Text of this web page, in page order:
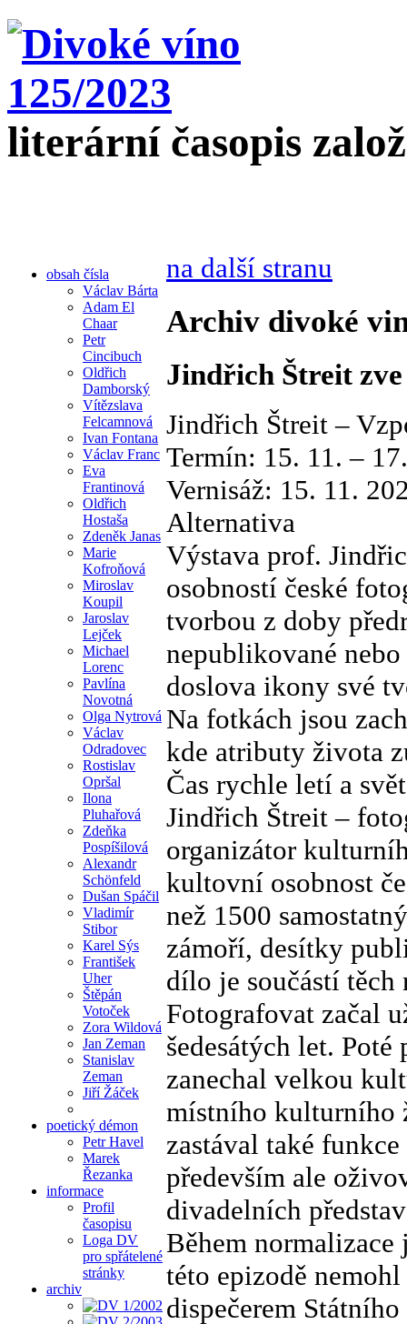
literární časopis
obsah čísla
Václav Bárta
Adam El
Chaar
Petr
Cincibuch
Oldřich
Damborský
Vítězslava
Felcamnová
Ivan Fontana
Václav Franc
Eva
Frantinová
Oldřich
Hostaša
Zdeněk Janas
Marie
Kofroňová
Miroslav
Koupil
Jaroslav
Lejček
Michael
Lorenc
Pavlína
Novotná
Olga Nytrová
Václav
Odradovec
Rostislav
Opršal
Ilona
Pluhařová
Zdeňka
Pospíšilová
Alexandr
Schönfeld
Dušan Spáčil
Vladimír
Stibor
Karel Sýs
František
Uher
Štěpán
Votoček
Zora Wildová
Jan Zeman
Stanislav
Zeman
Jiří Žáček
poetický démon
Petr Havel
Marek
Řezanka
informace
Profil
časopisu
Loga DV
pro spřátelené
stránky
archiv
na další stranu
Archiv divoké
Jindřich Štreit
Jindřich Štreit –
Termín: 15. 11. –
Vernisáž: 15. 11.
Alternativa
Výstava prof.
osobností české
tvorbou z doby
nepublikované
doslova ikony své
Na fotkách jsou
kde atributy života
Čas rychle letí a
Jindřich Štreit –
organizátor
kultovní osobnost
než 1500
zámoří, desítky
dílo je součástí těch
Fotografovat začal
šedesátých let.
zanechal velkou
místního kulturního
zastával také
především ale
divadelních
Během
této epizodě
dispečerem